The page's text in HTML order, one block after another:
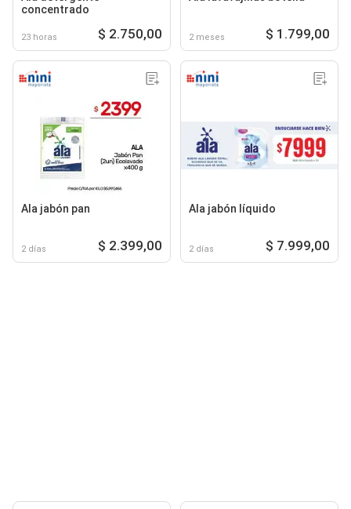
concentrado
23 horas $ 2.750,00 2 meses $ 1.799,00
Ala jabón pan
2 días $ 2.399,00
Ala jabón líquido
2 días $ 7.999,00